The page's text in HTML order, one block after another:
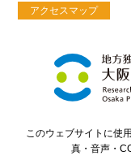
アクセスマップ
このウェブサイトに使
真・音声・